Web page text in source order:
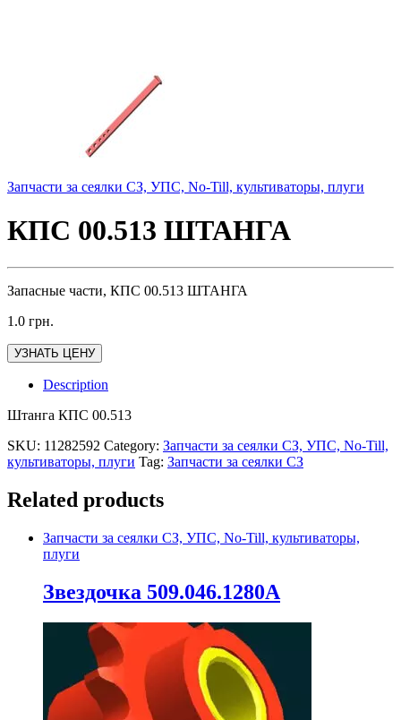
Запчасти за сеялки СЗ, УПС, No-Till, культиваторы, плуги
КПС 00.513 ШТАНГА
Запасные части, КПС 00.513 ШТАНГА
1.0 грн.
УЗНАТЬ ЦЕНУ
Description
Штанга КПС 00.513
SKU: 11282592 Category: Запчасти за сеялки СЗ, УПС, No-Till,
культиваторы, плуги Tag: Запчасти за сеялки СЗ
Related products
Запчасти за сеялки СЗ, УПС, No-Till, культиваторы,
плуги
Звездочка 509.046.1280А